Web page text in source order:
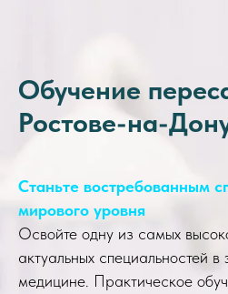
Обучение
Ростове-на-
Станьте востребованным
мирового уровня
Освойте одну из самых
актуальных специальностей в
медицине. Практическое